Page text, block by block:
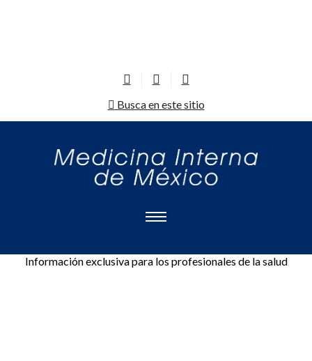
Busca en este sitio
Información exclusiva para los profesionales de la salud